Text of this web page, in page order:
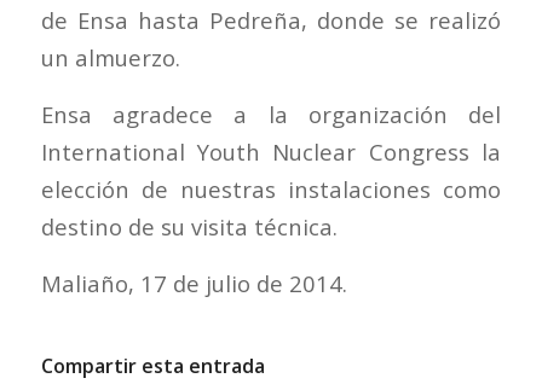
de Ensa hasta Pedreña, donde se realizó
un almuerzo.
Ensa agradece a la organización del
International Youth Nuclear Congress la
elección de nuestras instalaciones como
destino de su visita técnica.
Maliaño, 17 de julio de 2014.
Compartir esta entrada